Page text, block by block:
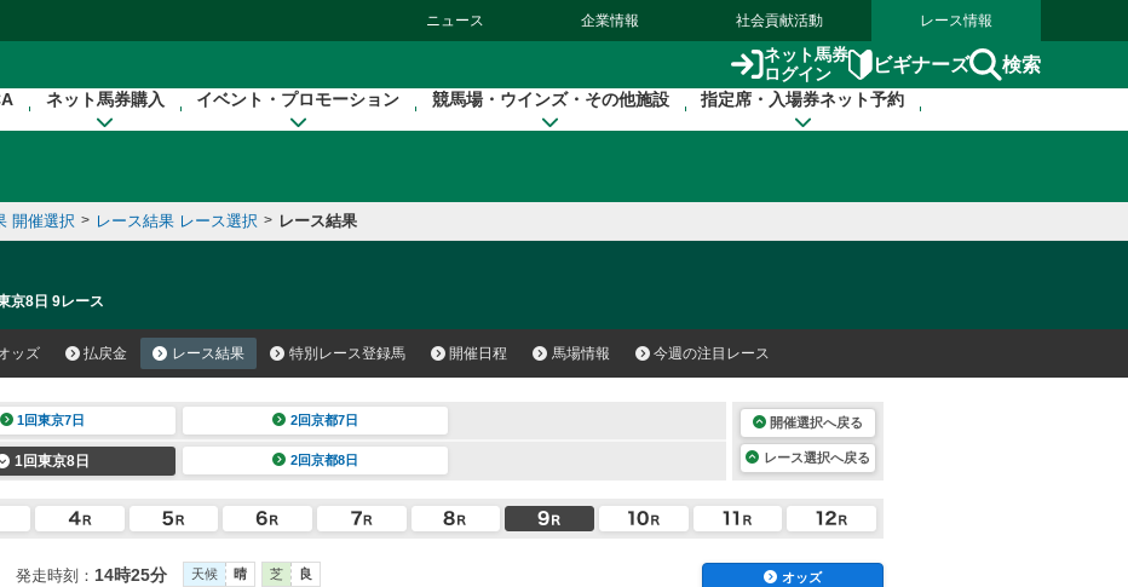
ニュース 企業情報 社会貢献活動 レース情報
ネット馬券
ログイン
ビギナーズ 検索
ネット馬券購入 イベント・プロモーション 競馬場・ウインズ・その他施設 指定席・入場券ネット予約
開催選択 > レース結果 レース選択 > レース結果
京8日 9レース
ッズ 払戻金 レース結果 特別レース登録馬 開催日程 馬場情報 今週の注目レース
1回東京7日 2回京都7日
1回東京8日 2回京都8日
開催選択へ戻る
レース選択へ戻る
発走時刻： 14時25分 天候 晴 芝 良 オッズ